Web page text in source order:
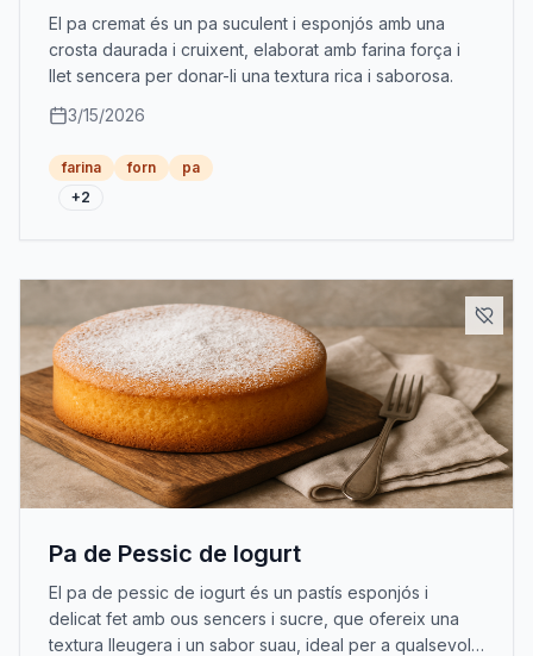
El pa cremat és un pa suculent i esponjós amb una
crosta daurada i cruixent, elaborat amb farina força i
llet sencera per donar-li una textura rica i saborosa.
3/15/2026
farina forn
pa
+2
Pa de Pessic de Iogurt
El pa de pessic de iogurt és un pastís esponjós i
delicat fet amb ous sencers i sucre, que ofereix una
textura lleugera i un sabor suau, ideal per a qualsevol